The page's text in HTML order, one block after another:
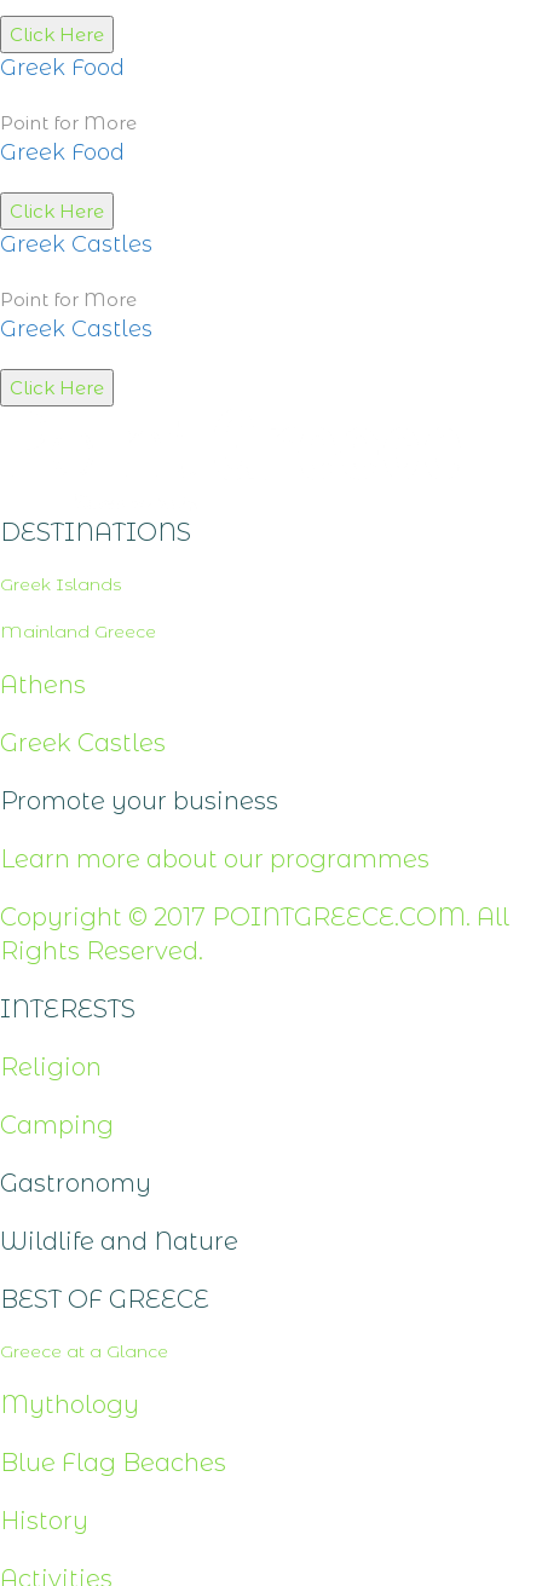
Click Here
Greek Food
Point for More
Greek Food
Click Here
Greek Castles
Point for More
Greek Castles
Click Here
DESTINATIONS
Greek Islands
Mainland Greece
Athens
Greek Castles
Promote your business
Learn more about our programmes
Copyright © 2017 POINTGREECE.COM. All
Rights Reserved.
INTERESTS
Religion
Camping
Gastronomy
Wildlife and Nature
BEST OF GREECE
Greece at a Glance
Mythology
Blue Flag Beaches
History
Activities